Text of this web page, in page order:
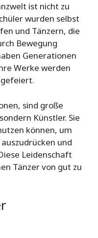
ist nicht zu
wurden selbst
und Tänzern, die
Bewegung
Generationen
Werke werden
sind große
Künstler. Sie
können, um
und
Leidenschaft
Tänzer von gut zu